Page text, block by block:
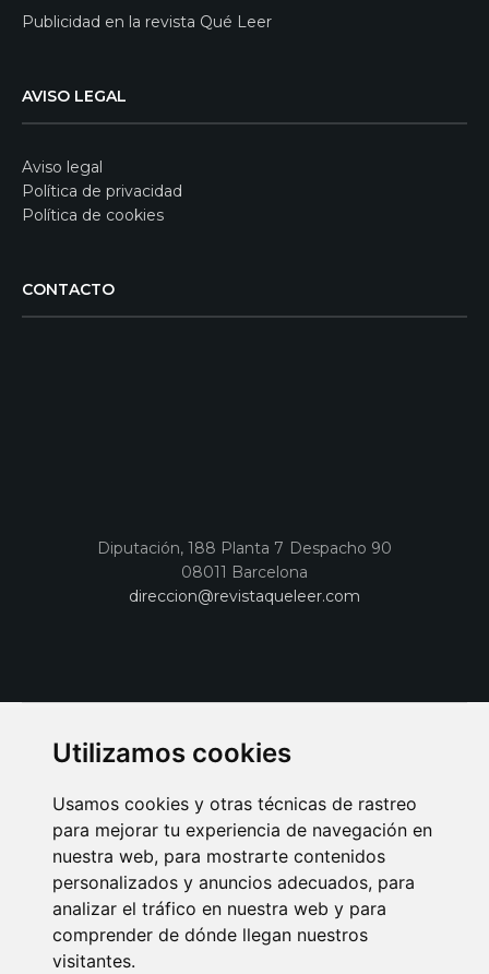
Utilizamos cookies
Usamos cookies y otras técnicas de rastreo
para mejorar tu experiencia de navegación en
nuestra web, para mostrarte contenidos
personalizados y anuncios adecuados, para
analizar el tráfico en nuestra web y para
comprender de dónde llegan nuestros
visitantes.
Publicidad en la revista Qué Leer
AVISO LEGAL
Aviso legal
Política de privacidad
Política de cookies
CONTACTO
Diputación, 188 Planta 7 Despacho 90
08011 Barcelona
direccion@revistaqueleer.com
AVISO LEGAL POLITICA DE COOKIES
POLITICA DE PRIVACIDAD
PUBLICIDAD EN LA REVISTA QUÉ LEER
SORTEO-PREESTRENOS
SUSCRIPCIONES